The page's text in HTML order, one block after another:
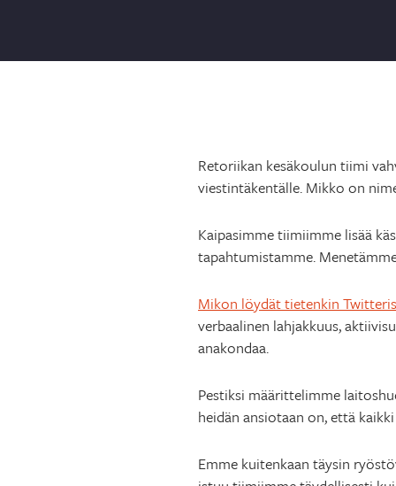
Retoriikan kesäkoulun tiimi
viestintäkentälle. Mikko on
Kaipasimme tiimiimme lisää
tapahtumistamme.
Mikon löydät tietenkin
verbaalinen lahjakkuus,
anakondaa.
Pestiksi määrittelimme
heidän ansiotaan on, että
Emme kuitenkaan täysin